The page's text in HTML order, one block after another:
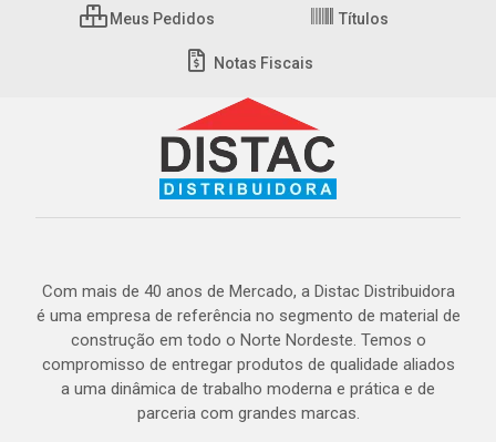
Meus Pedidos Títulos
Notas Fiscais
Com mais de 40 anos de Mercado, a Distac Distribuidora
é uma empresa de referência no segmento de material de
construção em todo o Norte Nordeste. Temos o
compromisso de entregar produtos de qualidade aliados
a uma dinâmica de trabalho moderna e prática e de
parceria com grandes marcas.